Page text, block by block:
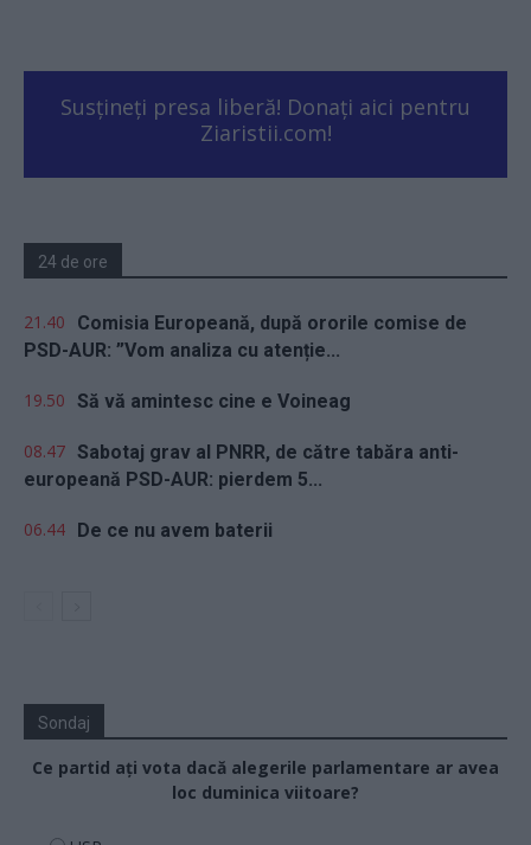
Susțineți presa liberă! Donați aici pentru
Ziaristii.com!
24 de ore
21.40
Comisia Europeană, după ororile comise de
PSD-AUR: ”Vom analiza cu atenție...
19.50 Să vă amintesc cine e Voineag
08.47 Sabotaj grav al PNRR, de către tabăra anti-
europeană PSD-AUR: pierdem 5...
06.44 De ce nu avem baterii
Sondaj
Ce partid ați vota dacă alegerile parlamentare ar avea
loc duminica viitoare?